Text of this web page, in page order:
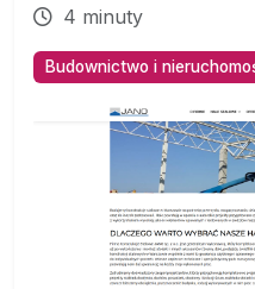
4 minuty
Budownictwo i